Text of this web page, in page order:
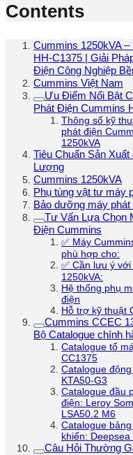
Contents
Cummins 1250kVA –
HH‑C1375 | Giải
Điện Công Nghiệp
Cummins Việt Nam
Ưu Điểm Nổi Bật
Phát Điện Cummins
Thông số kỹ
phát điện
1250kVA
Tiêu Chuẩn Sản Xuất
Lượng
Cummins 1250kVA
Phụ tùng vật tư máy
Bảo dưỡng máy phát
Tư Vấn Lựa Chọn
Điện Cummins
✅ Máy
phù hợp cho:
✅ Cần lưu ý
1250kVA:
Hệ thống phụ
điện
Hỗ trợ kỹ thuật
Cummins CCEC
Bộ Catalogue chính
Catalogue tổ
CC1375
Catalogue
KTA50-G3
Catalogue đầu
điện: Leroy
LSA50.2 M6
Catalogue
khiển: Deepsea
Câu Hỏi Thường